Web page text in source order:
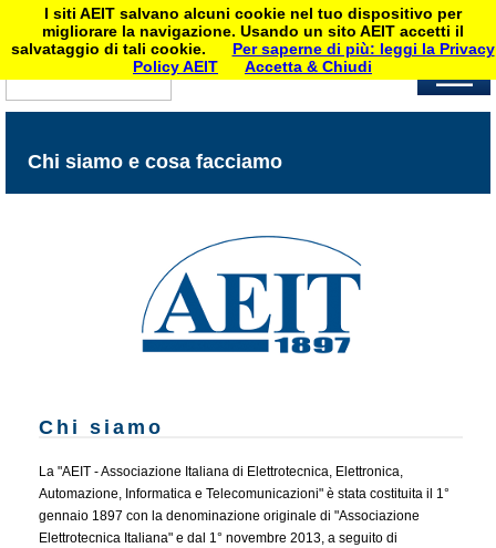
Chi siamo e cosa facciamo
Chi siamo
La "AEIT - Associazione Italiana di Elettrotecnica, Elettronica,
Automazione, Informatica e Telecomunicazioni" è stata costituita il 1°
gennaio 1897 con la denominazione originale di "Associazione
Elettrotecnica Italiana" e dal 1° novembre 2013, a seguito di
I siti AEIT salvano alcuni cookie nel tuo dispositivo per
migliorare la navigazione. Usando un sito AEIT accetti il
salvataggio di tali cookie.
Per saperne di più: leggi la Privacy
Policy AEIT
Accetta & Chiudi